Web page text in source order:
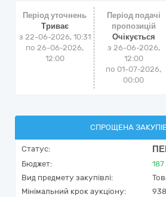
Період уточнень
Триває
з 22-06-2026, 10:31
по 26-06-2026,
12:00
Період подачі
пропозицій
Очікується
з 26-06-2026,
12:00
по 01-07-2026,
00:00
СПРОЩЕНА
Статус:
Бюджет:
Вид предмету закупівлі:
Мінімальний крок аукціону: